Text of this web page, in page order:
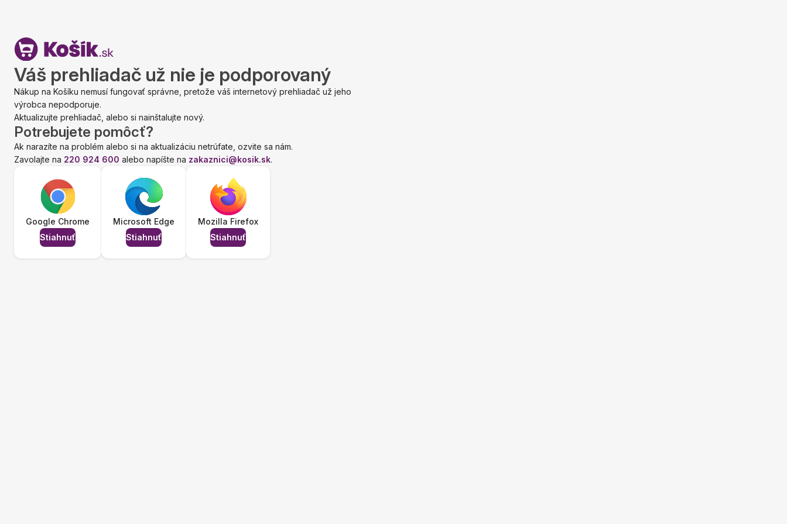
Váš prehliadač už nie je podporovaný
Nákup na Košíku nemusí fungovať správne, pretože váš internetový prehliadač už jeho
výrobca nepodporuje.
Aktualizujte prehliadač, alebo si nainštalujte nový.
Potrebujete pomôcť?
Ak narazíte na problém alebo si na aktualizáciu netrúfate, ozvite sa nám.
Zavolajte na 220 924 600 alebo napíšte na zakaznici@kosik.sk.
Google Chrome
Stiahnuť
Microsoft Edge
Stiahnuť
Mozilla Firefox
Stiahnuť